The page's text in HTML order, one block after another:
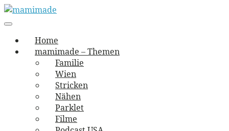
Skip
to
mamimade
vernäht und zugetextet
navigation
Menu
Home
mamimade – Themen
Familie
Wien
Stricken
Nähen
Parklet
Filme